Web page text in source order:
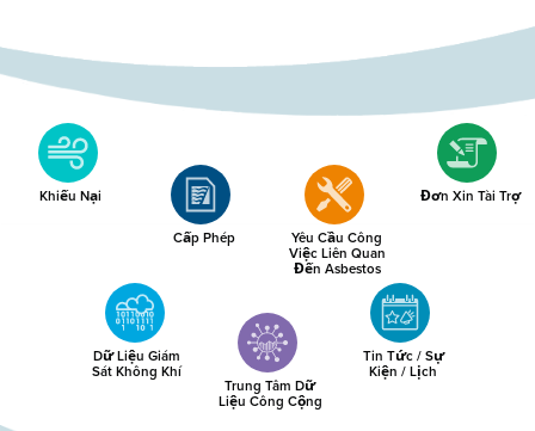
Khiếu Nại
Cấp Phép Yêu Cầu Công
Việc Liên Quan
Đến Asbestos
Đơn Xin Tài Trợ
Dữ Liệu Giám
Sát Không Khí
Trung Tâm Dữ
Liệu Công Cộng
Tin Tức / Sự
Kiện / Lịch